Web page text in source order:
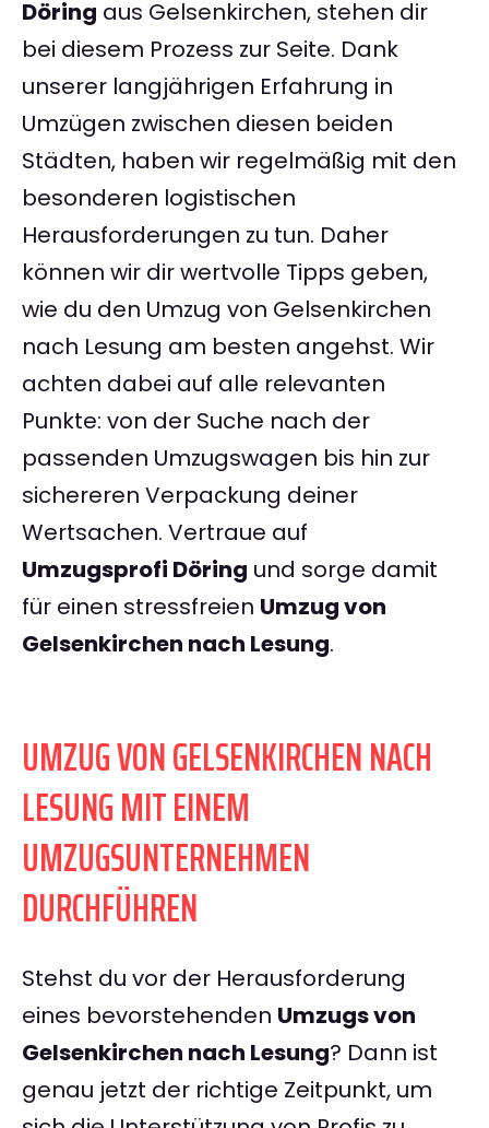
Döring aus Gelsenkirchen, stehen dir
bei diesem Prozess zur Seite. Dank
unserer langjährigen Erfahrung in
Umzügen zwischen diesen beiden
Städten, haben wir regelmäßig mit den
besonderen logistischen
Herausforderungen zu tun. Daher
können wir dir wertvolle Tipps geben,
wie du den Umzug von Gelsenkirchen
nach Lesung am besten angehst. Wir
achten dabei auf alle relevanten
Punkte: von der Suche nach der
passenden Umzugswagen bis hin zur
sichereren Verpackung deiner
Wertsachen. Vertraue auf
Umzugsprofi Döring und sorge damit
für einen stressfreien Umzug von
Gelsenkirchen nach Lesung.
UMZUG VON GELSENKIRCHEN NACH
LESUNG MIT EINEM
UMZUGSUNTERNEHMEN
DURCHFÜHREN
Stehst du vor der Herausforderung
eines bevorstehenden Umzugs von
Gelsenkirchen nach Lesung? Dann ist
genau jetzt der richtige Zeitpunkt, um